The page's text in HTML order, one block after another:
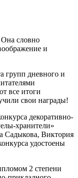
словно
и
групп дневного и
все итоги
свои награды!
декоративно-
хранители»
Садыкова, Виктория
удостоены
2 степени